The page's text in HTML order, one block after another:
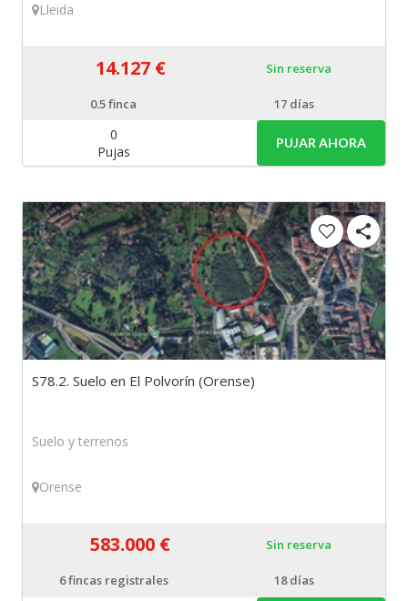
Lleida
14.127 € Sin reserva
0.5finca 17 días
0
Pujas
PUJAR AHORA
S78.2. Suelo en El Polvorín (Orense)
Suelo y terrenos
Orense
583.000 € Sin reserva
6fincas registrales 18 días